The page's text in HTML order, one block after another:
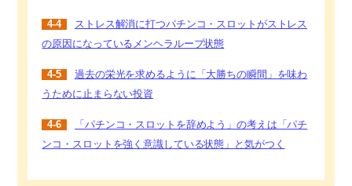
4-4
ストレス解消に打つパチンコ・スロットがストレス
の原因になっているメンヘラループ状態
4-5
過去の栄光を求めるように「大勝ちの瞬間」を味わ
うために止まらない投資
4-6
「パチンコ・スロットを辞めよう」の考えは「パチ
ンコ・スロットを強く意識している状態」と気がつく